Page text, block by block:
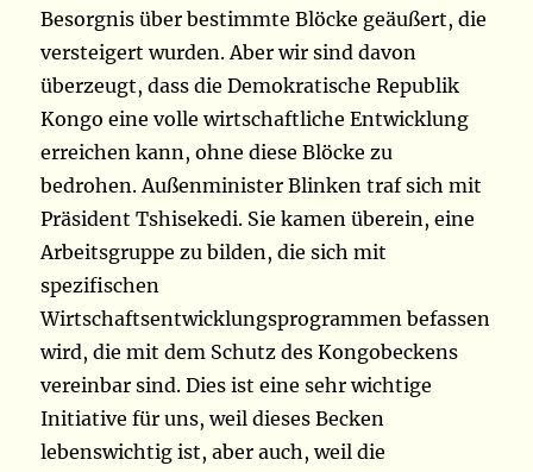
Besorgnis über bestimmte Blöcke geäußert, die
versteigert wurden. Aber wir sind davon
überzeugt, dass die Demokratische Republik
Kongo eine volle wirtschaftliche Entwicklung
erreichen kann, ohne diese Blöcke zu
bedrohen. Außenminister Blinken traf sich mit
Präsident Tshisekedi. Sie kamen überein, eine
Arbeitsgruppe zu bilden, die sich mit
spezifischen
Wirtschaftsentwicklungsprogrammen befassen
wird, die mit dem Schutz des Kongobeckens
vereinbar sind. Dies ist eine sehr wichtige
Initiative für uns, weil dieses Becken
lebenswichtig ist, aber auch, weil die